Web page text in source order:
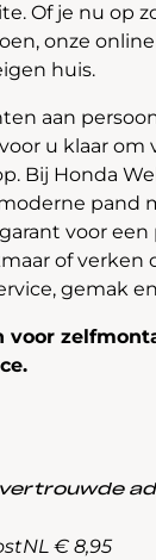
Of je nu op
onze
huis.
aan
u klaar
Bij Honda
pand
voor
of verken
gemak
voor
€ 8,95